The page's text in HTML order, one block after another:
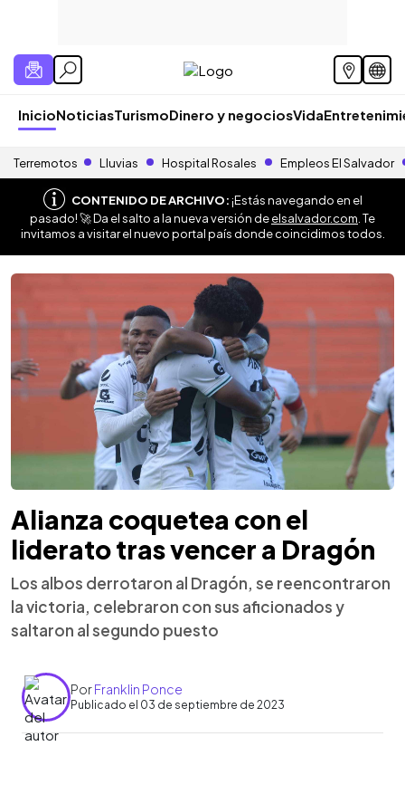
InicioNoticiasTurismoDinero y negociosVida
Terremotos Lluvias Hospital Rosales Empleos El Salvador
CONTENIDO DE ARCHIVO:¡Estás navegando en el
pasado! 🚀 Da el salto a la nueva versión deelsalvador.com . Te
invitamos a visitar el nuevo portal país donde coincidimos todos.
Alianza coquetea con el
liderato tras vencer a Dragón
Los albos derrotaron al Dragón, se reencontraron
la victoria, celebraron con sus aficionados y
saltaron al segundo puesto
PorFranklin Ponce
Publicado el 03 de septiembre de 2023